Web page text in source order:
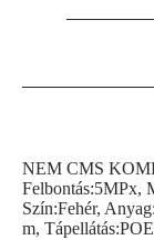
NEM CMS
Felbontás:5MPx,
Szín:Fehér,
m,